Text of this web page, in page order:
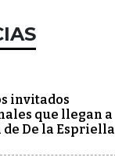
invitados
que llegan a
de De la Espriella